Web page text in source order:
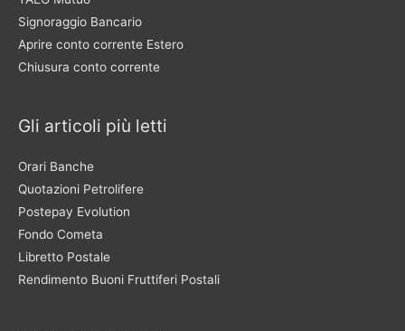
Signoraggio Bancario
Aprire conto corrente Estero
Chiusura conto corrente
Gli articoli più letti
Orari Banche
Quotazioni Petrolifere
Postepay Evolution
Fondo Cometa
Libretto Postale
Rendimento Buoni Fruttiferi Postali